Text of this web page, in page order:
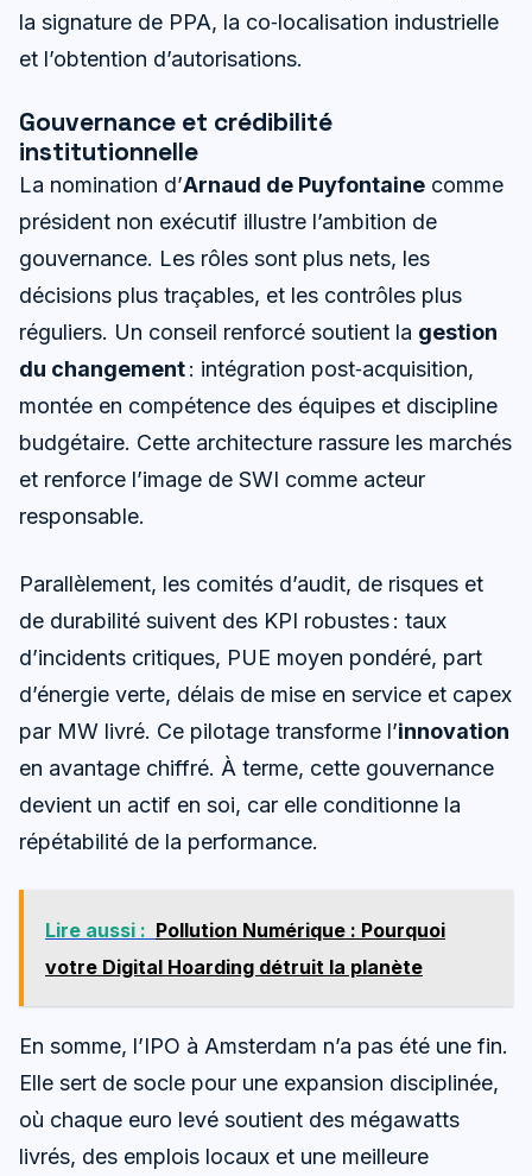
la signature de PPA, la co‑localisation industrielle
et l’obtention d’autorisations.
Gouvernance et crédibilité
institutionnelle
La nomination d’Arnaud de Puyfontaine comme
président non exécutif illustre l’ambition de
gouvernance. Les rôles sont plus nets, les
décisions plus traçables, et les contrôles plus
réguliers. Un conseil renforcé soutient la gestion
du changement: intégration post‑acquisition,
montée en compétence des équipes et discipline
budgétaire. Cette architecture rassure les marchés
et renforce l’image de SWI comme acteur
responsable.
Parallèlement, les comités d’audit, de risques et
de durabilité suivent des KPI robustes : taux
d’incidents critiques, PUE moyen pondéré, part
d’énergie verte, délais de mise en service et capex
par MW livré. Ce pilotage transforme l’innovation
en avantage chiffré. À terme, cette gouvernance
devient un actif en soi, car elle conditionne la
répétabilité de la performance.
Lire aussi : Pollution Numérique : Pourquoi
votre Digital Hoarding détruit la planète
En somme, l’IPO à Amsterdam n’a pas été une fin.
Elle sert de socle pour une expansion disciplinée,
où chaque euro levé soutient des mégawatts
livrés, des emplois locaux et une meilleure